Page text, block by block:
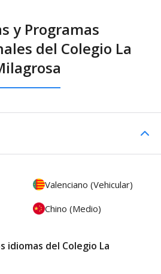
y Programas
del Colegio La
Valenciano (Vehicular)
Chino (Medio)
idiomas del Colegio La